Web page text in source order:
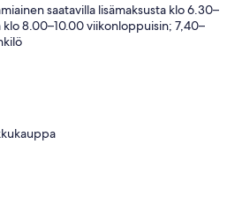
saatavilla lisämaksusta klo 6.30–
klo 8.00–10.00 viikonloppuisin; 7,40–